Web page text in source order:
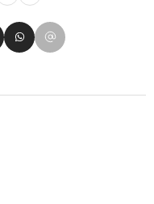
LinkedIn
su Pinterest
Condividi su WhatsApp
Condividi su Email